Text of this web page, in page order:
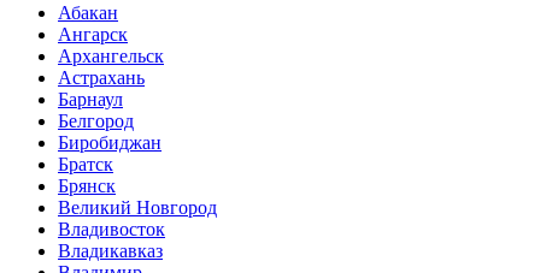
Абакан
Ангарск
Архангельск
Астрахань
Барнаул
Белгород
Биробиджан
Братск
Брянск
Великий Новгород
Владивосток
Владикавказ